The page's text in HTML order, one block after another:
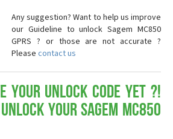
Any suggestion? Want to help us improve
our Guideline to unlock Sagem MC850
GPRS ? or those are not accurate ?
Please contact us
your Unlock Code yet ?!
your Sagem MC850